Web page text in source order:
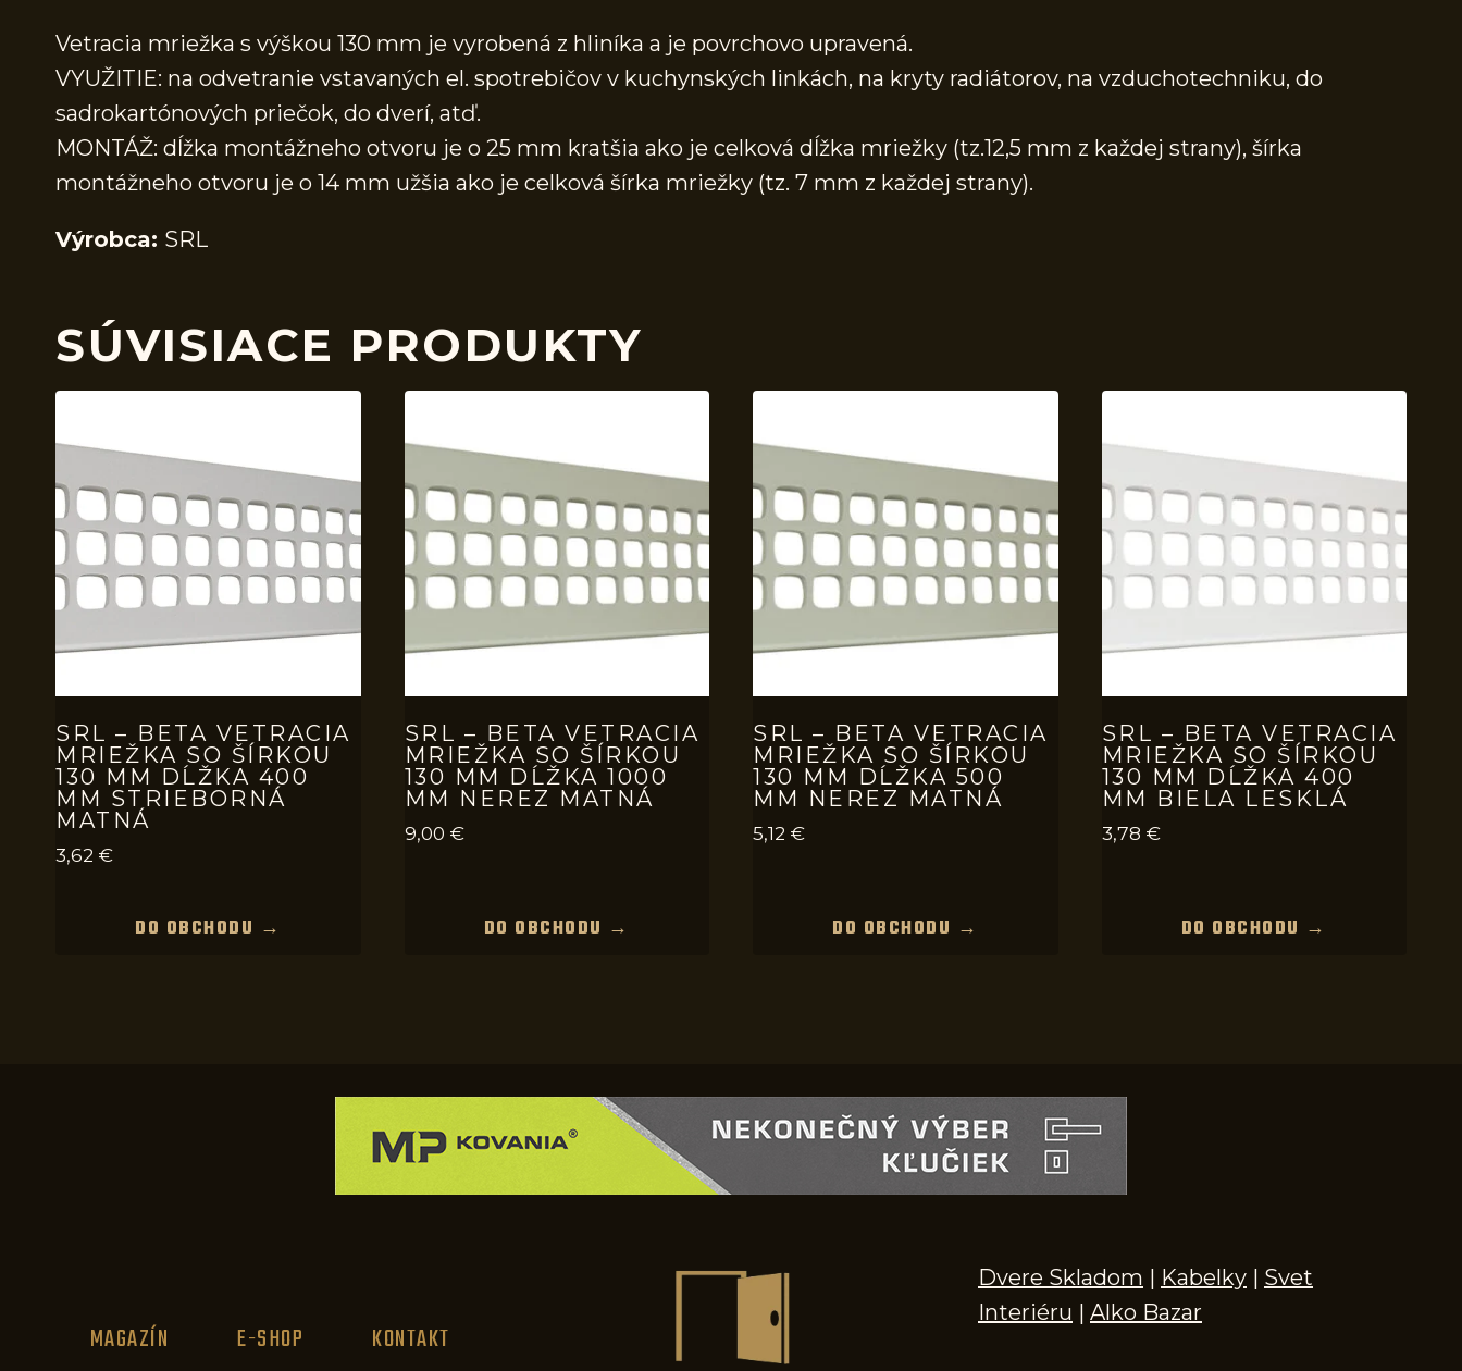
Vetracia mriežka s výškou 130 mm je vyrobená z hliníka a je povrchovo upravená.
VYUŽITIE: na odvetranie vstavaných el. spotrebičov v kuchynských linkách, na kryty radiátorov, na vzduchotechniku, do
sadrokartónových priečok, do dverí, atď.
MONTÁŽ: dĺžka montážneho otvoru je o 25 mm kratšia ako je celková dĺžka mriežky (tz.12,5 mm z každej strany), šírka
montážneho otvoru je o 14 mm užšia ako je celková šírka mriežky (tz. 7 mm z každej strany).
Výrobca: SRL
SÚVISIACE PRODUKTY
SRL – BETA VETRACIA
MRIEŽKA SO ŠÍRKOU
130 MM DĹŽKA 400
MM STRIEBORNÁ
MATNÁ
3,62 €
DO OBCHODU →
SRL – BETA VETRACIA
MRIEŽKA SO ŠÍRKOU
130 MM DĹŽKA 1000
MM NEREZ MATNÁ
9,00 €
DO OBCHODU →
SRL – BETA VETRACIA
MRIEŽKA SO ŠÍRKOU
130 MM DĹŽKA 500
MM NEREZ MATNÁ
5,12 €
DO OBCHODU →
SRL – BETA VETRACIA
MRIEŽKA SO ŠÍRKOU
130 MM DĹŽKA 400
MM BIELA LESKLÁ
3,78 €
DO OBCHODU →
MAGAZÍN E-SHOP KONTAKT
Dvere Skladom | Kabelky | Svet
Interiéru | Alko Bazar